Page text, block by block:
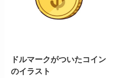
ドルマークがついたコイン
のイラスト